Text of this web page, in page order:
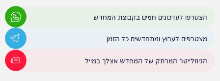
הצטרפו לעדכונים חמים בקבוצת המחדש
מצטרפים לערוץ ומתחדשים כל הזמן
הניוזלייטר המרתק של המחדש אצלך במייל